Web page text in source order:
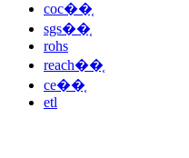
coc��֤
sgs��֤
rohs
reach��֤
ce��֤
etl